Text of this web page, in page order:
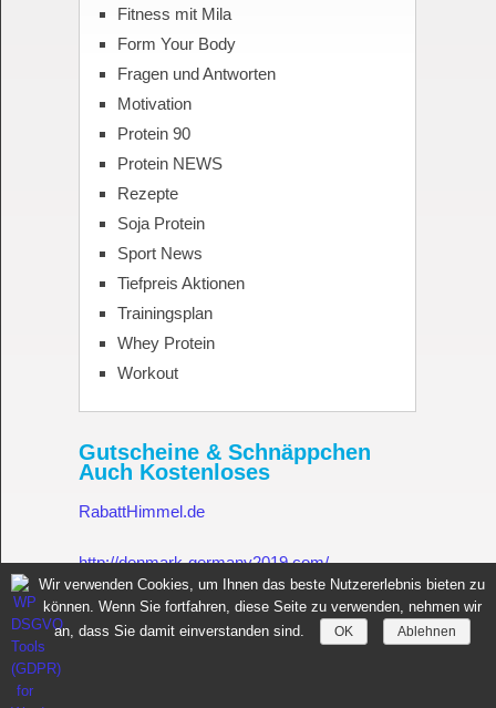
Fitness mit Mila
Form Your Body
Fragen und Antworten
Motivation
Protein 90
Protein NEWS
Rezepte
Soja Protein
Sport News
Tiefpreis Aktionen
Trainingsplan
Whey Protein
Workout
Gutscheine & Schnäppchen
Auch Kostenloses
RabattHimmel.de
http://denmark-germany2019.com/
Gutschein.Rabatthimmel.de
Sportnahrung für Muskelaufbau Fitness Made in Germany
Wir verwenden Cookies, um Ihnen das beste Nutzererlebnis bieten zu
können. Wenn Sie fortfahren, diese Seite zu verwenden, nehmen wir
an, dass Sie damit einverstanden sind.
OK Ablehnen